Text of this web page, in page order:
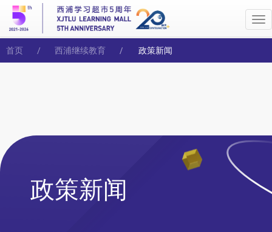
首页 西浦继续教育 政策新闻
政策新闻